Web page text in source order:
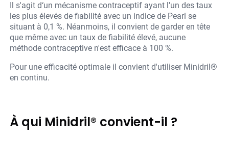
Il s'agit d‘un mécanisme contraceptif ayant l'un des taux
les plus élevés de fiabilité avec un indice de Pearl se
situant à 0,1 %. Néanmoins, il convient de garder en tête
que même avec un taux de fiabilité élevé, aucune
méthode contraceptive n'est efficace à 100 %.
Pour une efficacité optimale il convient d'utiliser Minidril®
en continu.
À qui Minidril® convient-il ?